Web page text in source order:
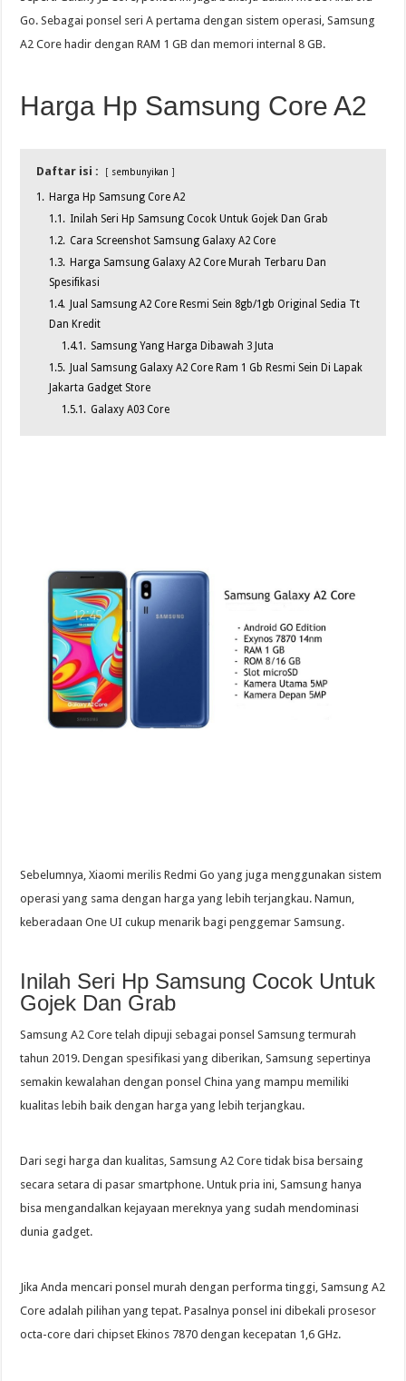
Go. Sebagai ponsel seri A pertama dengan sistem operasi, Samsung
A2 Core hadir dengan RAM 1 GB dan memori internal 8 GB.
Harga Hp Samsung Core A2
Daftar isi : sembunyikan
1. Harga Hp Samsung Core A2
1.1. Inilah Seri Hp Samsung Cocok Untuk Gojek Dan Grab
1.2. Cara Screenshot Samsung Galaxy A2 Core
1.3. Harga Samsung Galaxy A2 Core Murah Terbaru Dan
Spesifikasi
1.4. Jual Samsung A2 Core Resmi Sein 8gb/1gb Original Sedia Tt
Dan Kredit
1.4.1. Samsung Yang Harga Dibawah 3 Juta
1.5. Jual Samsung Galaxy A2 Core Ram 1 Gb Resmi Sein Di Lapak
Jakarta Gadget Store
1.5.1. Galaxy A03 Core
Sebelumnya, Xiaomi merilis Redmi Go yang juga menggunakan sistem
operasi yang sama dengan harga yang lebih terjangkau. Namun,
keberadaan One UI cukup menarik bagi penggemar Samsung.
Inilah Seri Hp Samsung Cocok Untuk
Gojek Dan Grab
Samsung A2 Core telah dipuji sebagai ponsel Samsung termurah
tahun 2019. Dengan spesifikasi yang diberikan, Samsung sepertinya
semakin kewalahan dengan ponsel China yang mampu memiliki
kualitas lebih baik dengan harga yang lebih terjangkau.
Dari segi harga dan kualitas, Samsung A2 Core tidak bisa bersaing
secara setara di pasar smartphone. Untuk pria ini, Samsung hanya
bisa mengandalkan kejayaan mereknya yang sudah mendominasi
dunia gadget.
Jika Anda mencari ponsel murah dengan performa tinggi, Samsung A2
Core adalah pilihan yang tepat. Pasalnya ponsel ini dibekali prosesor
octa-core dari chipset Ekinos 7870 dengan kecepatan 1,6 GHz.